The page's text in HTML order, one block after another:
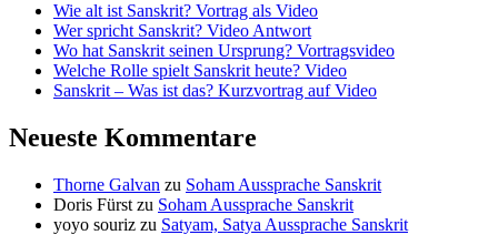
Wie alt ist Sanskrit? Vortrag als Video
Wer spricht Sanskrit? Video Antwort
Wo hat Sanskrit seinen Ursprung? Vortragsvideo
Welche Rolle spielt Sanskrit heute? Video
Sanskrit – Was ist das? Kurzvortrag auf Video
Neueste Kommentare
Thorne Galvan zu Soham Aussprache Sanskrit
Doris Fürst zu Soham Aussprache Sanskrit
yoyo souriz zu Satyam, Satya Aussprache Sanskrit